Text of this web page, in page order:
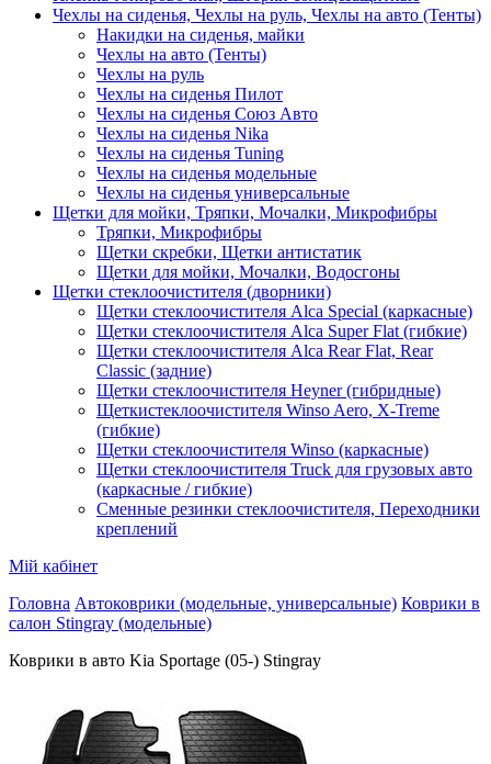
Чехлы на сиденья, Чехлы на руль, Чехлы на авто (Тенты)
Накидки на сиденья, майки
Чехлы на авто (Тенты)
Чехлы на руль
Чехлы на сиденья Пилот
Чехлы на сиденья Союз Авто
Чехлы на сиденья Nika
Чехлы на сиденья Tuning
Чехлы на сиденья модельные
Чехлы на сиденья универсальные
Щетки для мойки, Тряпки, Мочалки, Микрофибры
Тряпки, Микрофибры
Щетки скребки, Щетки антистатик
Щетки для мойки, Мочалки, Водосгоны
Щетки стеклоочистителя (дворники)
Щетки стеклоочистителя Alca Special (каркасные)
Щетки стеклоочистителя Alca Super Flat (гибкие)
Щетки стеклоочистителя Alca Rear Flat, Rear
Classic (задние)
Щетки стеклоочистителя Heyner (гибридные)
Щеткистеклоочистителя Winso Aero, X-Treme
(гибкие)
Щетки стеклоочистителя Winso (каркасные)
Щетки стеклоочистителя Truck для грузовых авто
(каркасные / гибкие)
Сменные резинки стеклоочистителя, Переходники
креплений
Мій кабінет
Головна Автоковрики (модельные, универсальные) Коврики в
салон Stingray (модельные)
Коврики в авто Kia Sportage (05-) Stingray